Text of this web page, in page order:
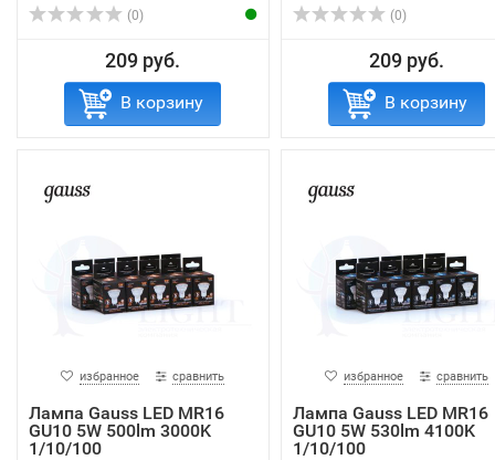
(0)
209 руб.
В корзину
(0)
209 руб.
В корзину
избранное сравнить
Лампа Gauss LED MR16
GU10 5W 500lm 3000K
1/10/100
избранное сравнить
Лампа Gauss LED MR16
GU10 5W 530lm 4100K
1/10/100